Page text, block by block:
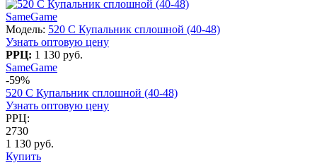
SameGame
Модель: 520 C Купальник сплошной (40-48)
Узнать оптовую цену
РРЦ: 1 130 руб.
SameGame
-59%
520 C Купальник сплошной (40-48)
Узнать оптовую цену
РРЦ:
2730
1 130 руб.
Купить